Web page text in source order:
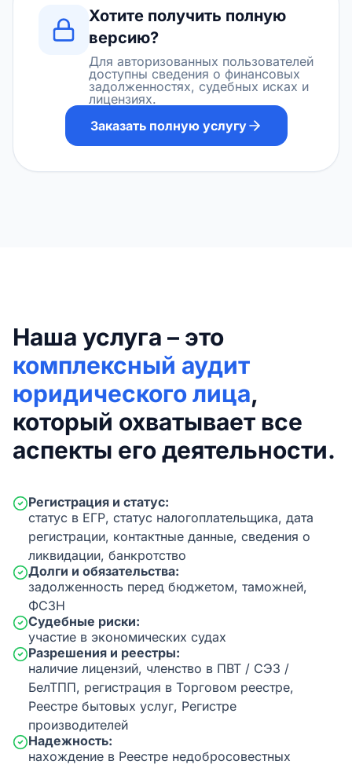
Хотите получить полную
версию?
Для авторизованных пользователей
доступны сведения о финансовых
задолженностях, судебных исках и
лицензиях.
Заказать полную услугу
Наша услуга – это
комплексный аудит
юридического лица,
который охватывает все
аспекты его деятельности.
Регистрация и статус:
статус в ЕГР, статус налогоплательщика, дата
регистрации, контактные данные, сведения о
ликвидации, банкротство
Долги и обязательства:
задолженность перед бюджетом, таможней,
ФСЗН
Судебные риски:
участие в экономических судах
Разрешения и реестры:
наличие лицензий, членство в ПВТ / СЭЗ /
БелТПП, регистрация в Торговом реестре,
Реестре бытовых услуг, Регистре
производителей
Надежность:
нахождение в Реестре недобросовестных